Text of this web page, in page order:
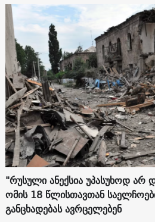
"რუსული ანექსია უპასუხოდ არ
ომის 18 წლისთავთან
განცხადებას ავრცელებენ